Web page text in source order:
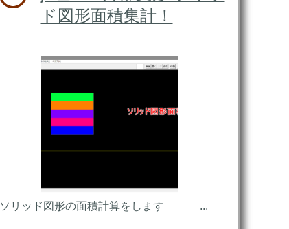
ド図形面積集計！
ソリッド図形の面積計算をします ...